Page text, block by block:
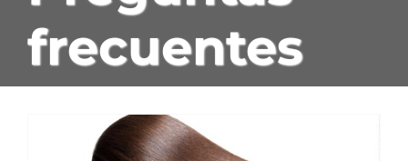
frecuentes